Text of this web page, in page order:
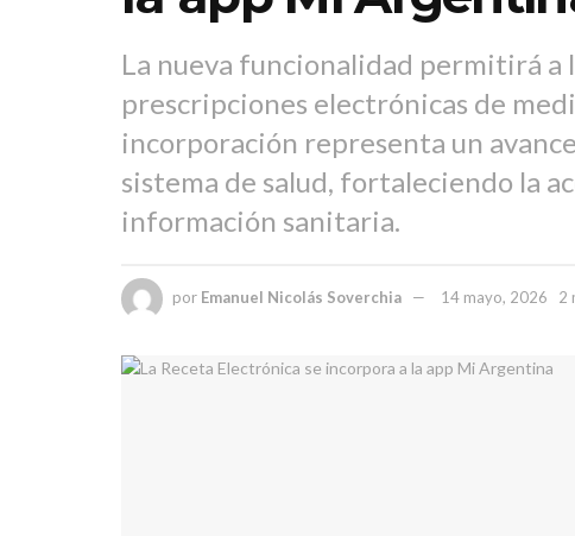
La nueva funcionalidad permitirá a
prescripciones electrónicas de
incorporación representa un
sistema de salud, fortaleciendo la
información sanitaria.
por Emanuel Nicolás Soverchia 14 mayo, 2026 2